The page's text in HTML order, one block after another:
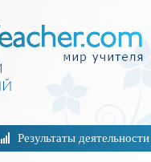
Результаты деятельности